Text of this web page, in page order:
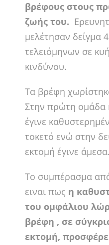
βρέφους στους
ζωής του.
μελέτησαν δείγμα
τελειόμηνων σε
κινδύνου.
Τα βρέφη
Στην πρώτη ομάδα
έγινε
τοκετό ενώ στην
εκτομή έγινε άμεσα.
Το συμπέρασμα
ειναι πως η
του ομφάλιου
βρέφη , σε
εκτομή,